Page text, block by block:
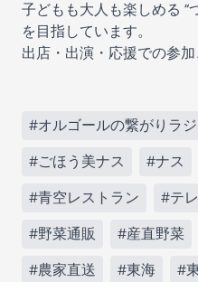
子どもも大人も楽しめる “
を目指しています。
出店・出演・応援での参加
#オルゴールの繋がりラ
#ごほう美ナス #ナス
#青空レストラン #テ
#野菜通販 #産直野菜
#農家直送 #東海 #